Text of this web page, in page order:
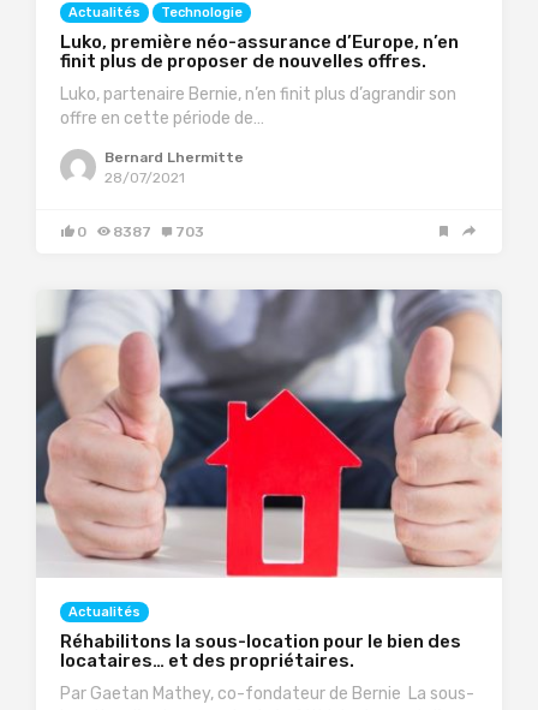
Actualités Technologie
Luko, première néo-assurance d’Europe, n’en
finit plus de proposer de nouvelles offres.
Luko, partenaire Bernie, n’en finit plus d’agrandir son
offre en cette période de…
Bernard Lhermitte
28/07/2021
0 8387 703
Actualités
Réhabilitons la sous-location pour le bien des
locataires… et des propriétaires.
Par Gaetan Mathey, co-fondateur de Bernie La sous-